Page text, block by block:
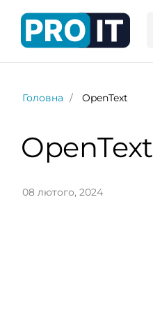
Головна OpenText
OpenText
08 лютого, 2024